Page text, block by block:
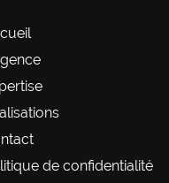
de confidentialité